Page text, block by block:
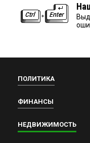
ПОЛИТИКА
ФИНАНСЫ
НЕДВИЖИМОСТЬ